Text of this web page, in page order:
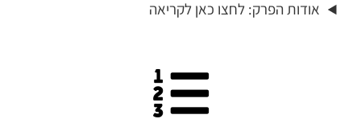
אודות הפרק: לחצו כאן לקריאה